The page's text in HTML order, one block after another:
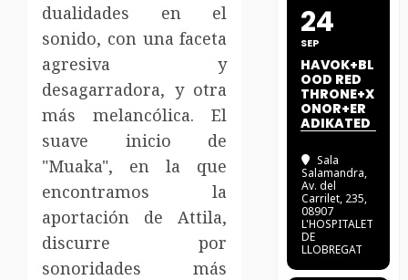
dualidades en el
sonido, con una faceta
agresiva y
desagarradora, y otra
más melancólica. El
suave inicio de
"Muaka", en la que
encontramos la
aportación de Attila,
discurre por
sonoridades más
24
SEP
HAVOK+BL
OOD RED
THRONE+X
ONOR+ER
ADIKATED
Sala
Salamandra,
Av. del
Carrilet, 235,
08907
L'HOSPITALET
DE
LLOBREGAT